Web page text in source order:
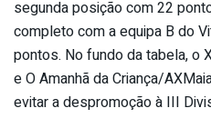
segunda posição com 22
completo com a equipa B do
pontos. No fundo da tabela, o
e O Amanhã da Criança/
evitar a despromoção à III